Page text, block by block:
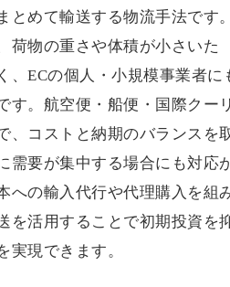
とめて輸送する物流手法です
荷物の重さや体積が小さいた
、ECの個人・小規模事業者に
す。航空便・船便・国際クー
、コストと納期のバランスを
需要が集中する場合にも対応
への輸入代行や代理購入を組
を活用することで初期投資を
実現できます。